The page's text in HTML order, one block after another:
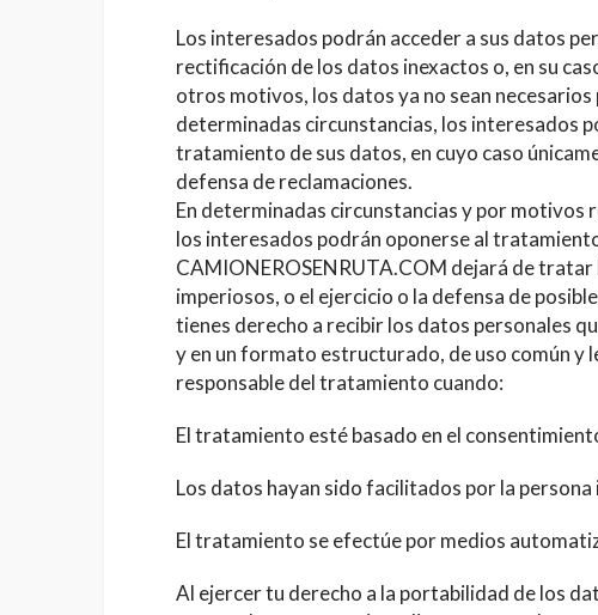
Los interesados podrán acceder a sus datos
rectificación de los datos inexactos o, en su
otros motivos, los datos ya no sean
determinadas circunstancias, los interesados
tratamiento de sus datos, en cuyo caso
defensa de reclamaciones.
En determinadas circunstancias y por motivos
los interesados podrán oponerse al
CAMIONEROSENRUTA.COM dejará de
imperiosos, o el ejercicio o la defensa de
tienes derecho a recibir los datos personales
y en un formato estructurado, de uso común
responsable del tratamiento cuando:
El tratamiento esté basado en el
Los datos hayan sido facilitados por la
El tratamiento se efectúe por medios
Al ejercer tu derecho a la portabilidad de los